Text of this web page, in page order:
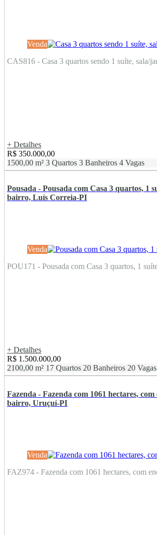
Venda
CAS816 - Casa 3 quartos sendo 1 suíte, sala/
+ Detalhes
R$ 350.000,00
1500,00 m² 3 Quartos 3 Banheiros 4 Vagas
Pousada - Pousada com Casa 3 quartos, 1
bairro, Luís Correia-PI
Venda
POU171 - Pousada com Casa 3 quartos, 1
+ Detalhes
R$ 1.500.000,00
2100,00 m² 17 Quartos 20 Banheiros 20 Vagas
Fazenda - Fazenda com 1061 hectares,
bairro, Uruçuí-PI
Venda
FAZ974 - Fazenda com 1061 hectares, com